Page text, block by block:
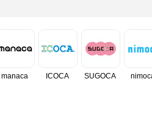
manaca ICOCA SUGOCA